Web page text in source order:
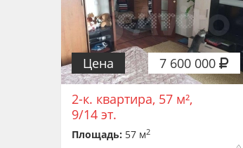
7 600 000
Цена
2-к. квартира, 57 м²,
9/14 эт.
Площадь: 57 м2